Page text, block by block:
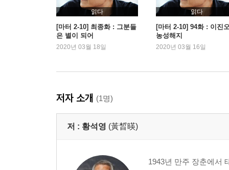
읽다
[마터 2-10] 최종화 : 그분들
은 별이 되어
2020년 03월 18일
읽다
[마터 2-10] 94화 : 이진
농성해지
2020년 03월 16일
저자 소개 (1명)
저 : 황석영 (黃晳暎)
1943년 만주 장춘에서